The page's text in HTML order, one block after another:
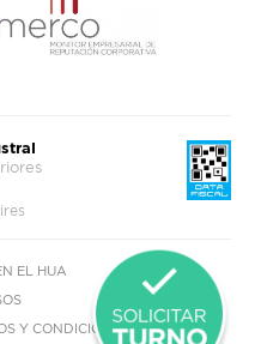
EL HUA
Y CONDICIONES